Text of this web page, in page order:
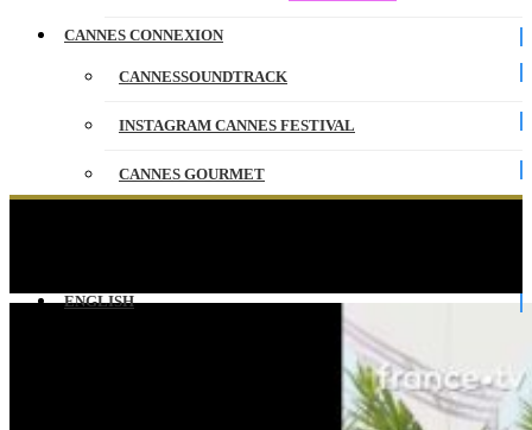
CANNES CONNEXION
CANNESSOUNDTRACK
INSTAGRAM CANNES FESTIVAL
CANNES GOURMET
ENGLISH